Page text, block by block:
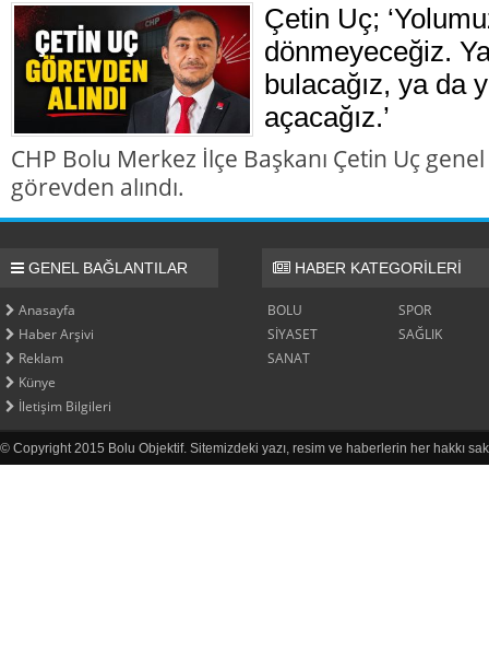
Çetin Uç;
dönmeyeceğiz.
bulacağız, ya da
açacağız.’
CHP Bolu Merkez İlçe Başkanı Çetin Uç
görevden alındı.
GENEL BAĞLANTILAR
Anasayfa
Haber Arşivi
Reklam
Künye
İletişim Bilgileri
HABER KATEGORİLERİ
BOLU
SPOR
SİYASET
SAĞLIK
SANAT
© Copyright 2015 Bolu Objektif. Sitemizdeki yazı, resim ve haberlerin her hakkı